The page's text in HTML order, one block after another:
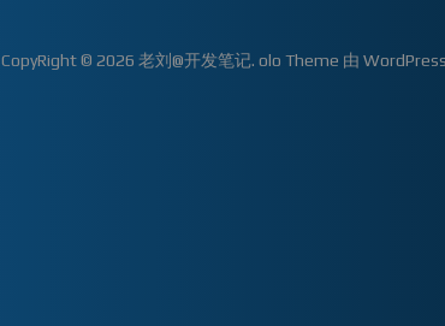
CopyRight © 2026 老刘@开发笔记. olo Theme 由 WordPress